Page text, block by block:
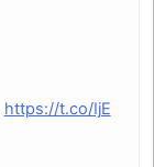
https://t.co/IjE